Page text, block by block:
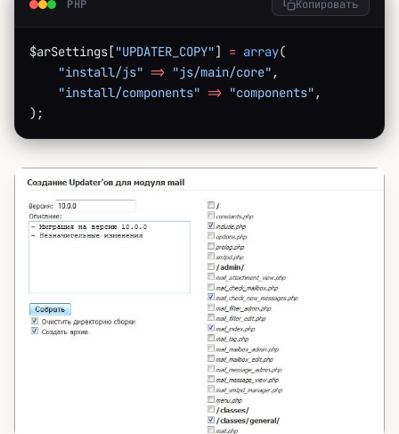
PHP Копировать
$arSettings["UPDATER_COPY"] = array(
    "install/js"
=> "js/main/core" ,
    "install/components"
=> "components" ,
);